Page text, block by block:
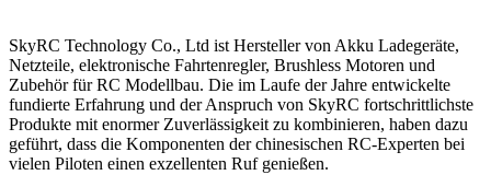
SkyRC Technology Co., Ltd ist Hersteller von Akku Ladegeräte,
Netzteile, elektronische Fahrtenregler, Brushless Motoren und
Zubehör für RC Modellbau. Die im Laufe der Jahre entwickelte
fundierte Erfahrung und der Anspruch von SkyRC fortschrittlichste
Produkte mit enormer Zuverlässigkeit zu kombinieren, haben dazu
geführt, dass die Komponenten der chinesischen RC-Experten bei
vielen Piloten einen exzellenten Ruf genießen.